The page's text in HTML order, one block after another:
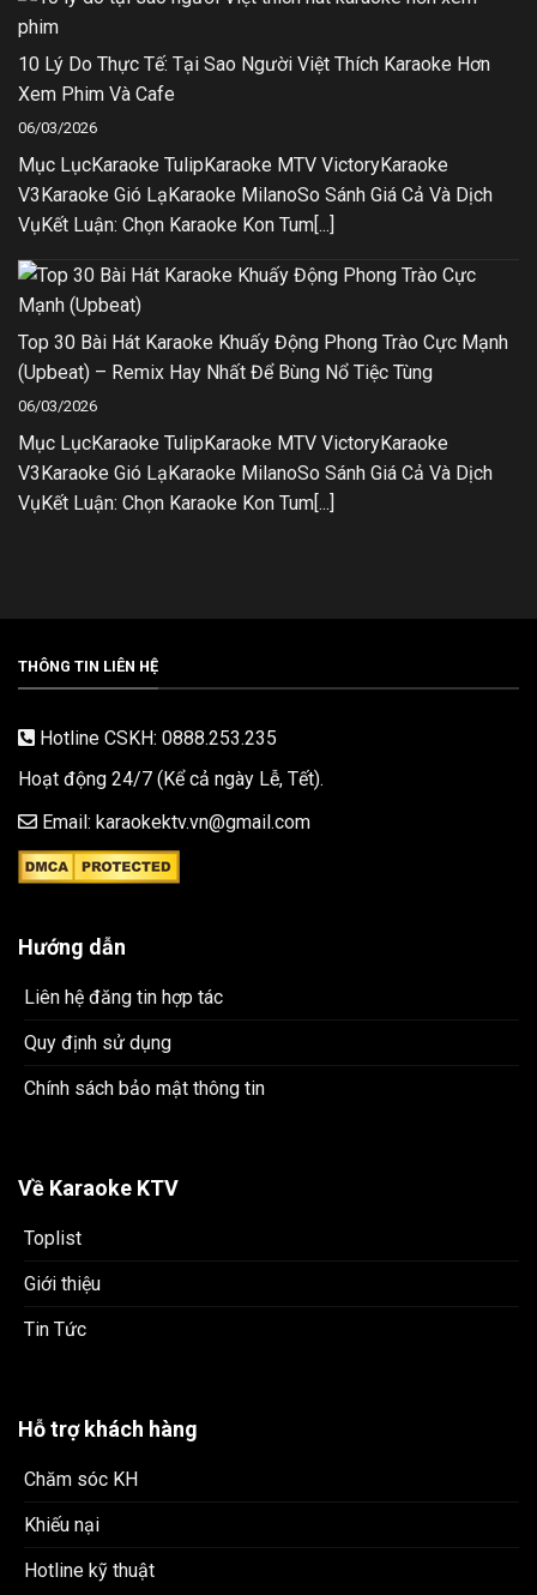
10 Lý Do Thực Tế: Tại Sao Người Việt Thích Karaoke Hơn
Xem Phim Và Cafe
06/03/2026
Mục LụcKaraoke TulipKaraoke MTV VictoryKaraoke
V3Karaoke Gió LạKaraoke MilanoSo Sánh Giá Cả Và Dịch
VụKết Luận: Chọn Karaoke Kon Tum[...]
Top 30 Bài Hát Karaoke Khuấy Động Phong Trào Cực Mạnh
(Upbeat) – Remix Hay Nhất Để Bùng Nổ Tiệc Tùng
06/03/2026
Mục LụcKaraoke TulipKaraoke MTV VictoryKaraoke
V3Karaoke Gió LạKaraoke MilanoSo Sánh Giá Cả Và Dịch
VụKết Luận: Chọn Karaoke Kon Tum[...]
THÔNG TIN LIÊN HỆ
Hotline CSKH: 0888.253.235
Hoạt động 24/7 (Kể cả ngày Lễ, Tết).
Email: karaokektv.vn@gmail.com
Hướng dẫn
Liên hệ đăng tin hợp tác
Quy định sử dụng
Chính sách bảo mật thông tin
Về Karaoke KTV
Toplist
Giới thiệu
Tin Tức
Hỗ trợ khách hàng
Chăm sóc KH
Khiếu nại
Hotline kỹ thuật